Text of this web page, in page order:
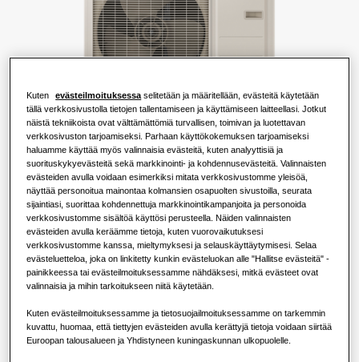
Merkittävimmät tuotteet
RATKAISUJA KOTIISI
Lämpöpumppuratkaisut
RATKAISUJA LIIKERAKENNUKSIIN
Ilmastointiratkaisut
Ohjauslaitteet
Lue lisää
Mikä lämpöpumppu on ja miten se
toimii?
Lämpöpumpun hyödyt
Mikä on ilmastointilaite ja miten se
toimii?
KAUPALLISET RATKAISUT
Hotellit
Ammattilaiset
Tietoja Samsungista
KAPASITEETTI: 11.2KW
DVM S Eco Ulkoyksikkö
11.2KW 14.0KW 22.4KW 28.0KW
Kuten evästeilmoituksessa selitetään ja määritellään, evästeitä käytetään
tällä verkkosivustolla tietojen tallentamiseen ja käyttämiseen laitteellasi. Jotkut
näistä tekniikoista ovat välttämättömiä turvallisen, toimivan ja luotettavan
verkkosivuston tarjoamiseksi. Parhaan käyttökokemuksen tarjoamiseksi
haluamme käyttää myös valinnaisia evästeitä, kuten analyyttisiä ja
suorituskykyevästeitä sekä markkinointi- ja kohdennusevästeitä. Valinnaisten
evästeiden avulla voidaan esimerkiksi mitata verkkosivustomme yleisöä,
näyttää personoitua mainontaa kolmansien osapuolten sivustoilla, seurata
sijaintiasi, suorittaa kohdennettuja markkinointikampanjoita ja personoida
verkkosivustomme sisältöä käyttösi perusteella. Näiden valinnaisten
evästeiden avulla keräämme tietoja, kuten vuorovaikutuksesi
verkkosivustomme kanssa, mieltymyksesi ja selauskäyttäytymisesi. Selaa
evästeluetteloa, joka on linkitetty kunkin evästeluokan alle "Hallitse evästeitä" -
painikkeessa tai evästeilmoituksessamme nähdäksesi, mitkä evästeet ovat
valinnaisia ja mihin tarkoitukseen niitä käytetään.
Kuten evästeilmoituksessamme ja tietosuojailmoituksessamme on tarkemmin
kuvattu, huomaa, että tiettyjen evästeiden avulla kerättyjä tietoja voidaan siirtää
Euroopan talousalueen ja Yhdistyneen kuningaskunnan ulkopuolelle.